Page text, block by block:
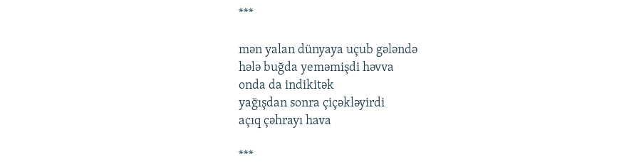
***
mən yalan dünyaya uçub gələndə
hələ buğda yeməmişdi həvva
onda da indikitək
yağışdan sonra çiçəkləyirdi
açıq çəhrayı hava
***